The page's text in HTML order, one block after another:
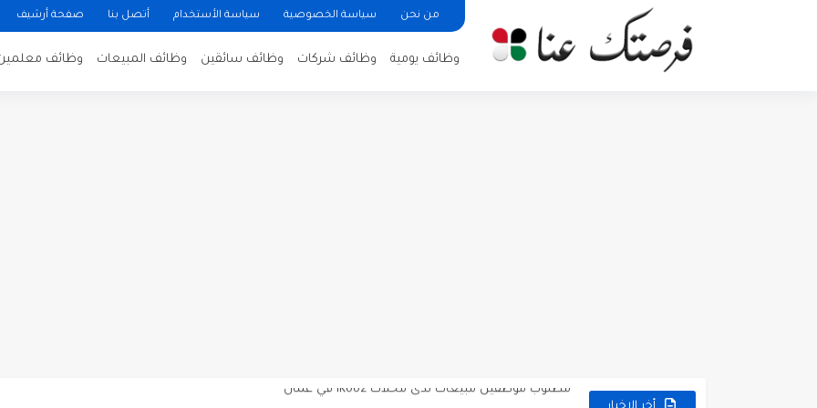
من نحن سياسة الخصوصية سياسة الأستخدام أتصل بنا صفحة أرشيف
وظائف يومية وظائف شركات وظائف سائقين وظائف المبيعات وظائف